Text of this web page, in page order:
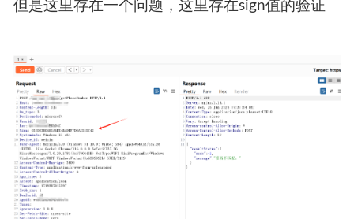
但是这里存在一个问题，这里存在sign值的验证